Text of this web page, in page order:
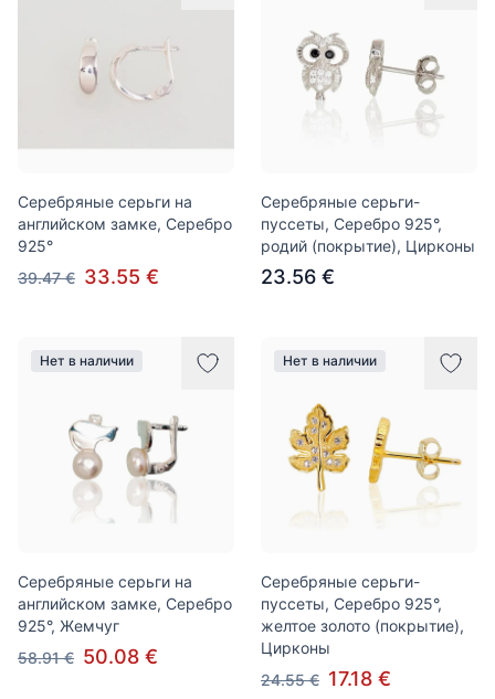
Серебряные серьги на
английском замке, Серебро
925°
39.47 € 33.55 €
Серебряные серьги-
пуссеты, Серебро 925°,
родий (покрытие), Цирконы
23.56 €
Нет в наличии
Серебряные серьги на
английском замке, Серебро
925°, Жемчуг
58.91 € 50.08 €
Нет в наличии
Серебряные серьги-
пуссеты, Серебро 925°,
желтое золото (покрытие),
Цирконы
24.55 € 17.18 €